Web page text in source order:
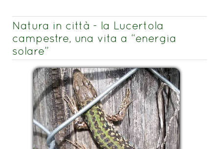
Natura in città - la Lucertola
campestre, una vita a “energia
solare”